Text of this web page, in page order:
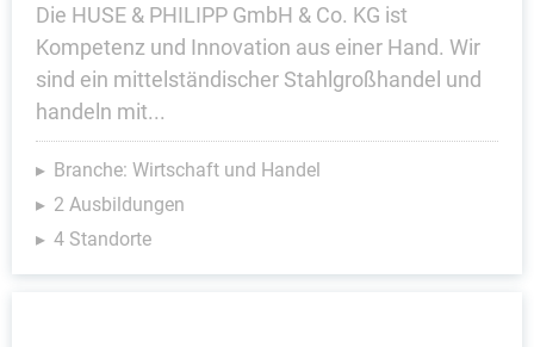
Die HUSE & PHILIPP GmbH & Co. KG ist
Kompetenz und Innovation aus einer Hand. Wir
sind ein mittelständischer Stahlgroßhandel und
handeln mit...
Branche: Wirtschaft und Handel
2 Ausbildungen
4 Standorte